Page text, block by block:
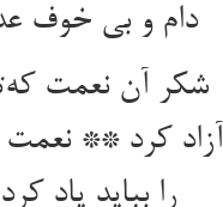
دام و بی خوف
شکر آن نعمت
آزاد کرد **
را بباید یاد کرد